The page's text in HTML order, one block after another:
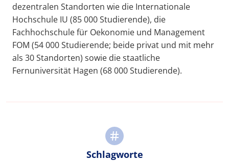
dezentralen Standorten wie die Internationale
Hochschule IU (85 000 Studierende), die
Fachhochschule für Oekonomie und Management
FOM (54 000 Studierende; beide privat und mit mehr
als 30 Standorten) sowie die staatliche
Fernuniversität Hagen (68 000 Studierende).
Schlagworte